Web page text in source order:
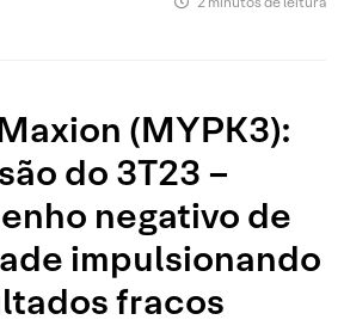
(MYPK3):
do 3T23 –
negativo de
impulsionando
fracos